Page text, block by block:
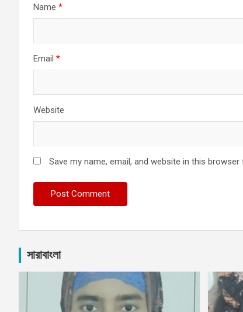
Name *
Email *
Website
Save my name, email, and website in this
সারাবাংলা